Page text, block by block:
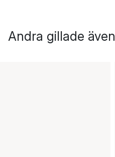
Andra gillade även